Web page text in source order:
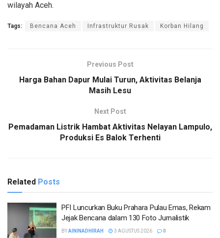
wilayah Aceh.
Tags: Bencana Aceh Infrastruktur Rusak Korban Hilang
Previous Post
Harga Bahan Dapur Mulai Turun, Aktivitas Belanja
Masih Lesu
Next Post
Pemadaman Listrik Hambat Aktivitas Nelayan Lampulo,
Produksi Es Balok Terhenti
Related Posts
PFI Luncurkan Buku Prahara Pulau Emas, Rekam
Jejak Bencana dalam 130 Foto Jurnalistik
BYAININADHIRAH 3 AGUSTUS 2026 0